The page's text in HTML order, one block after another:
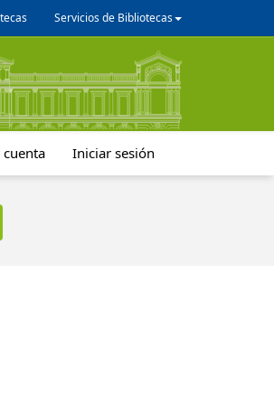
Servicios de Bibliotecas
cuenta Iniciar sesión